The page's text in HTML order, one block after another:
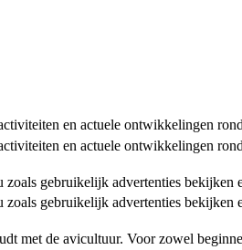
en actuele ontwikkelingen
en actuele ontwikkelingen
gebruikelijk advertenties bekijken
gebruikelijk advertenties bekijken
met de avicultuur. Voor zowel